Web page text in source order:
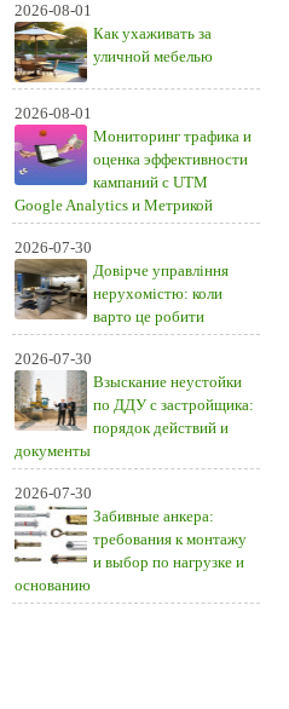
2026-08-01
Как ухаживать за
уличной мебелью
2026-08-01
Мониторинг трафика и
оценка эффективности
кампаний с UTM
Google Analytics и Метрикой
2026-07-30
Довірче управління
нерухомістю: коли
варто це робити
2026-07-30
Взыскание неустойки
по ДДУ с застройщика:
порядок действий и
документы
2026-07-30
Забивные анкера:
требования к монтажу
и выбор по нагрузке и
основанию